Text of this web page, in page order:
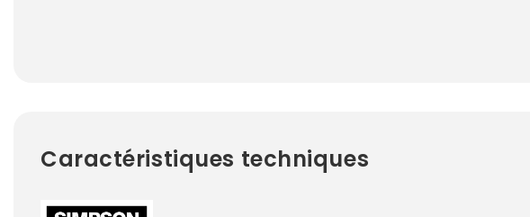
Caractéristiques techniques